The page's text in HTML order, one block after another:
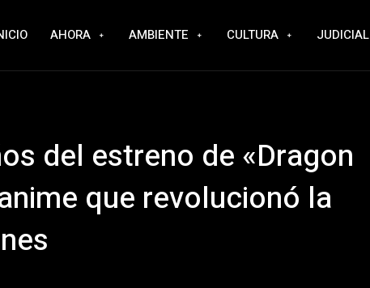
AHORA AMBIENTE CULTURA JUDICIAL
del estreno de «Dragon
que revolucionó la